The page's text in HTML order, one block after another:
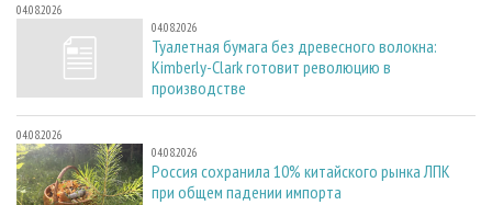
04.08.2026
04.08.2026
Туалетная бумага без древесного волокна:
Kimberly-Clark готовит революцию в
производстве
04.08.2026
04.08.2026
Россия сохранила 10% китайского рынка ЛПК
при общем падении импорта